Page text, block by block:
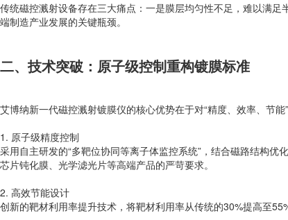
传统磁控溅射设备存在三大痛点：一是膜层均匀性不足，难以满
端制造产业发展的关键瓶颈。
二、技术突破：原子级控制重构镀膜标准
艾博纳新一代磁控溅射镀膜仪的核心优势在于对“精度、效率、节能
1. 原子级精度控制
采用自主研发的“多靶位协同等离子体监控系统”，结合磁路结构
芯片钝化膜、光学滤光片等高端产品的严苛要求。
2. 高效节能设计
创新的靶材利用率提升技术，将靶材利用率从传统的30%提高至